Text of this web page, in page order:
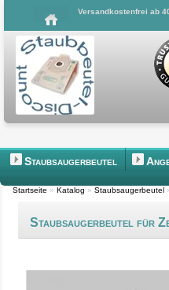
Versandkostenfrei ab
Staubsaugerbeutel
Startseite » Katalog » Staubsaugerbeutel
Staubsaugerbeutel für